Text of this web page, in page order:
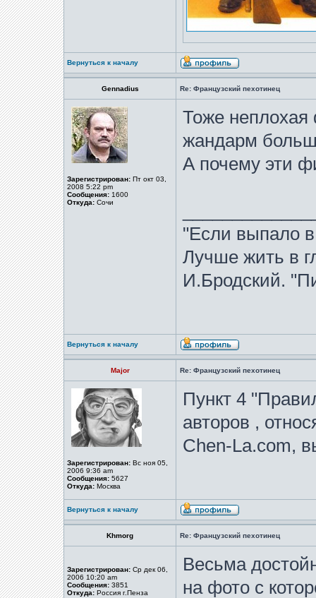
Вернуться к началу
Gennadius Re: Французский пехотинец
Зарегистрирован: Пт окт 03,
2008 5:22 pm
Сообщения: 1600
Откуда: Сочи
Тоже неплохая
жандарм
А почему эти
"Если выпало
Лучше жить в
И.Бродский.
Вернуться к началу
Major Re: Французский пехотинец
Зарегистрирован: Вс ноя 05,
2006 9:36 am
Сообщения: 5627
Откуда: Москва
Пункт 4
авторов ,
Chen-La.com,
Вернуться к началу
Khmorg Re: Французский пехотинец
Зарегистрирован: Ср дек 06,
2006 10:20 am
Сообщения: 3851
Откуда: Россия г.Пенза
Весьма
на фото с